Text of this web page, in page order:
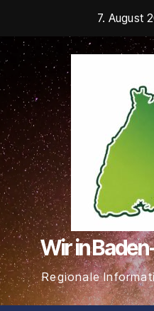
springen
7. August
Wir in
Regionale